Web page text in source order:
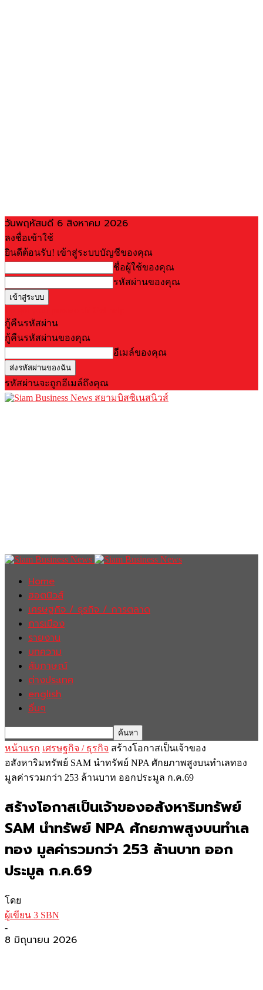
วันพฤหัสบดี 6 สิงหาคม 2026
ลงชื่อเข้าใช้
ยินดีต้อนรับ! เข้าสู่ระบบบัญชีของคุณ
ชื่อผู้ใช้ของคุณ
รหัสผ่านของคุณ
กู้คืนรหัสผ่าน
กู้คืนรหัสผ่านของคุณ
อีเมล์ของคุณ
รหัสผ่านจะถูกอีเมล์ถึงคุณ
สยามบิสซิเนสนิวส์
Home
ฮอตนิวส์
เศรษฐกิจ / ธุรกิจ / การตลาด
การเมือง
รายงาน
บทความ
สัมภาษณ์
ต่างประเทศ
english
อื่นๆ
หน้าแรก เศรษฐกิจ / ธุรกิจ สร้างโอกาสเป็นเจ้าของ
อสังหาริมทรัพย์ SAM นำทรัพย์ NPA ศักยภาพสูงบนทำเลทอง
มูลค่ารวมกว่า 253 ล้านบาท ออกประมูล ก.ค.69
สร้างโอกาสเป็นเจ้าของอสังหาริมทรัพย์
SAM นำทรัพย์ NPA ศักยภาพสูงบนทำเล
ทอง มูลค่ารวมกว่า 253 ล้านบาท ออก
ประมูล ก.ค.69
โดย
ผู้เขียน 3 SBN
-
8 มิถุนายน 2026